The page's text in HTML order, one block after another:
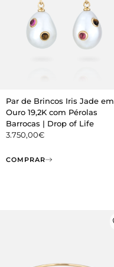
Par de Brincos Iris Jade em
Ouro 19,2K com Pérolas
Barrocas | Drop of Life
3.750,00€
COMPRAR